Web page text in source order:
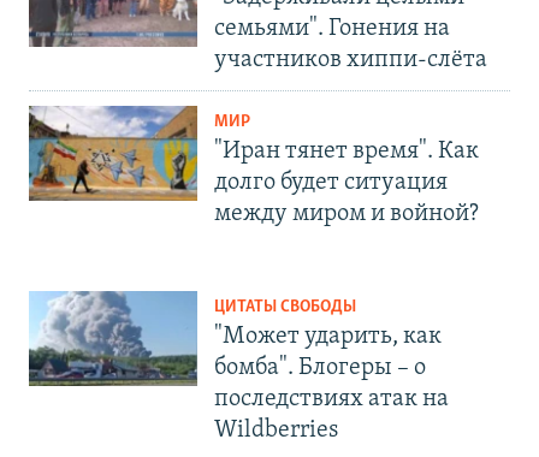
семьями". Гонения на
участников хиппи-слёта
МИР
"Иран тянет время". Как
долго будет ситуация
между миром и войной?
ЦИТАТЫ СВОБОДЫ
"Может ударить, как
бомба". Блогеры – о
последствиях атак на
Wildberries